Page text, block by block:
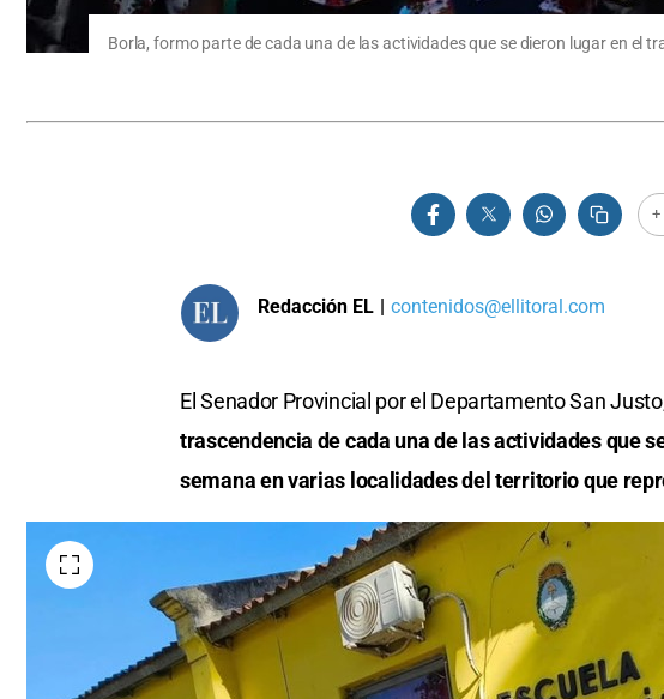
Borla, formo parte de cada una de las actividades que se dieron lugar en el
+
Redacción EL | contenidos@ellitoral.com
El Senador Provincial por el Departamento San
trascendencia de cada una de las actividades que
semana en varias localidades del territorio que